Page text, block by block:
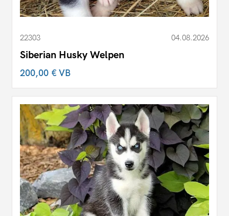
22303 04.08.2026
Siberian Husky Welpen
200,00 €VB